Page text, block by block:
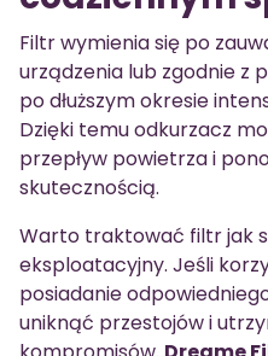
Filtr wymienia się po
urządzenia lub zgodnie z
po dłuższym okresie
Dzięki temu odkurzacz
przepływ powietrza i
skutecznością.
Warto traktować filtr jak
eksploatacyjny. Jeśli
posiadanie
uniknąć przestojów i